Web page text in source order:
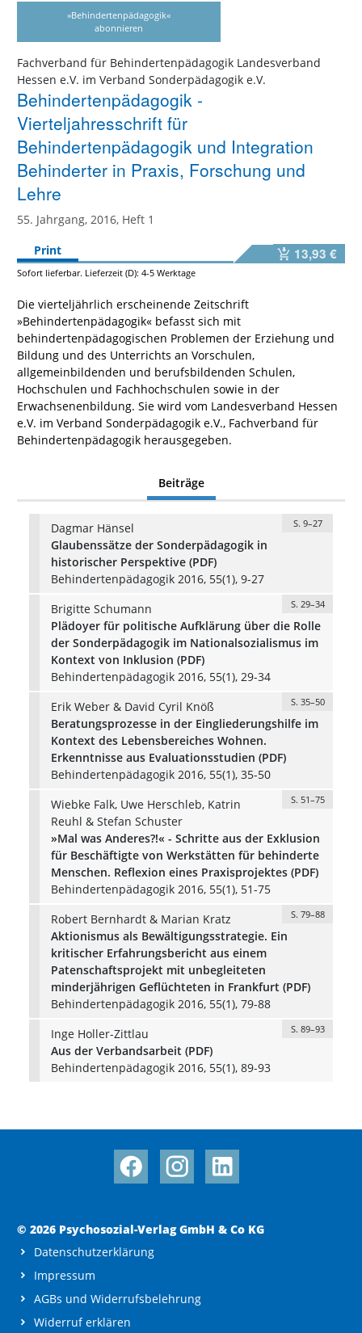
»Behindertenpädagogik«
abonnieren
Fachverband für Behindertenpädagogik Landesverband
Hessen e.V. im Verband Sonderpädagogik e.V.
Behindertenpädagogik -
Vierteljahresschrift für
Behindertenpädagogik und Integration
Behinderter in Praxis, Forschung und
Lehre
55. Jahrgang, 2016, Heft 1
Print
13,93 €
Sofort lieferbar. Lieferzeit (D): 4-5 Werktage
Die vierteljährlich erscheinende Zeitschrift
»Behindertenpädagogik« befasst sich mit
behindertenpädagogischen Problemen der Erziehung und
Bildung und des Unterrichts an Vorschulen,
allgemeinbildenden und berufsbildenden Schulen,
Hochschulen und Fachhochschulen sowie in der
Erwachsenenbildung. Sie wird vom Landesverband Hessen
e.V. im Verband Sonderpädagogik e.V., Fachverband für
Behindertenpädagogik herausgegeben.
Beiträge
Dagmar Hänsel S. 9–27
Glaubenssätze der Sonderpädagogik in
historischer Perspektive (PDF)
Behindertenpädagogik 2016, 55(1), 9-27
Brigitte Schumann
S. 29–34
Plädoyer für politische Aufklärung über die Rolle
der Sonderpädagogik im Nationalsozialismus im
Kontext von Inklusion (PDF)
Behindertenpädagogik 2016, 55(1), 29-34
Erik Weber & David Cyril Knöß
S. 35–50
Beratungsprozesse in der Eingliederungshilfe im
Kontext des Lebensbereiches Wohnen.
Erkenntnisse aus Evaluationsstudien (PDF)
Behindertenpädagogik 2016, 55(1), 35-50
Wiebke Falk, Uwe Herschleb, Katrin
Reuhl & Stefan Schuster
S. 51–75
»Mal was Anderes?!« - Schritte aus der Exklusion
für Beschäftigte von Werkstätten für behinderte
Menschen. Reflexion eines Praxisprojektes (PDF)
Behindertenpädagogik 2016, 55(1), 51-75
Robert Bernhardt & Marian Kratz
S. 79–88
Aktionismus als Bewältigungsstrategie. Ein
kritischer Erfahrungsbericht aus einem
Patenschaftsprojekt mit unbegleiteten
minderjährigen Geflüchteten in Frankfurt (PDF)
Behindertenpädagogik 2016, 55(1), 79-88
Inge Holler-Zittlau
S. 89–93
Aus der Verbandsarbeit (PDF)
Behindertenpädagogik 2016, 55(1), 89-93
© 2026 Psychosozial-Verlag GmbH & Co KG
Datenschutzerklärung
Impressum
AGBs und Widerrufsbelehrung
Widerruf erklären